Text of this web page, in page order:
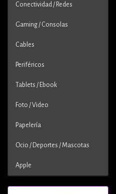
Conectividad / Redes
Gaming / Consolas
Cables
Periféricos
Tablets / Ebook
Foto / Video
Papelería
Ocio / Deportes / Mascotas
Apple